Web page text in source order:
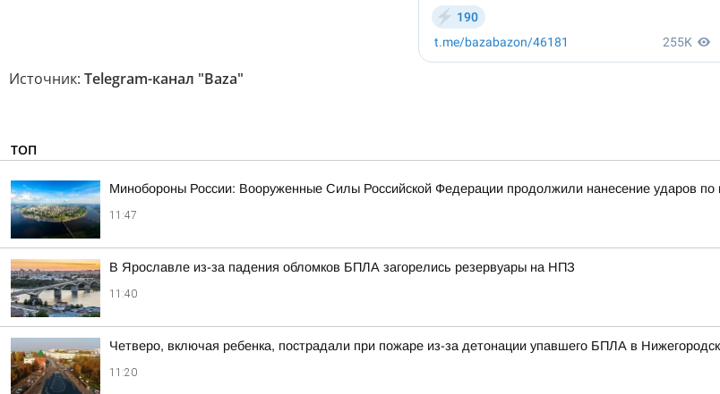
Источник: Telegram-канал "Baza"
ТОП
Минобороны России: Вооруженные Силы Российской Федерации продолжили нанесение ударов
11:47
В Ярославле из-за падения обломков БПЛА загорелись резервуары на НПЗ
11:40
Четверо, включая ребенка, пострадали при пожаре из-за детонации упавшего БПЛА в
11:20